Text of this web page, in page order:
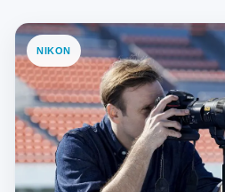
NIKON